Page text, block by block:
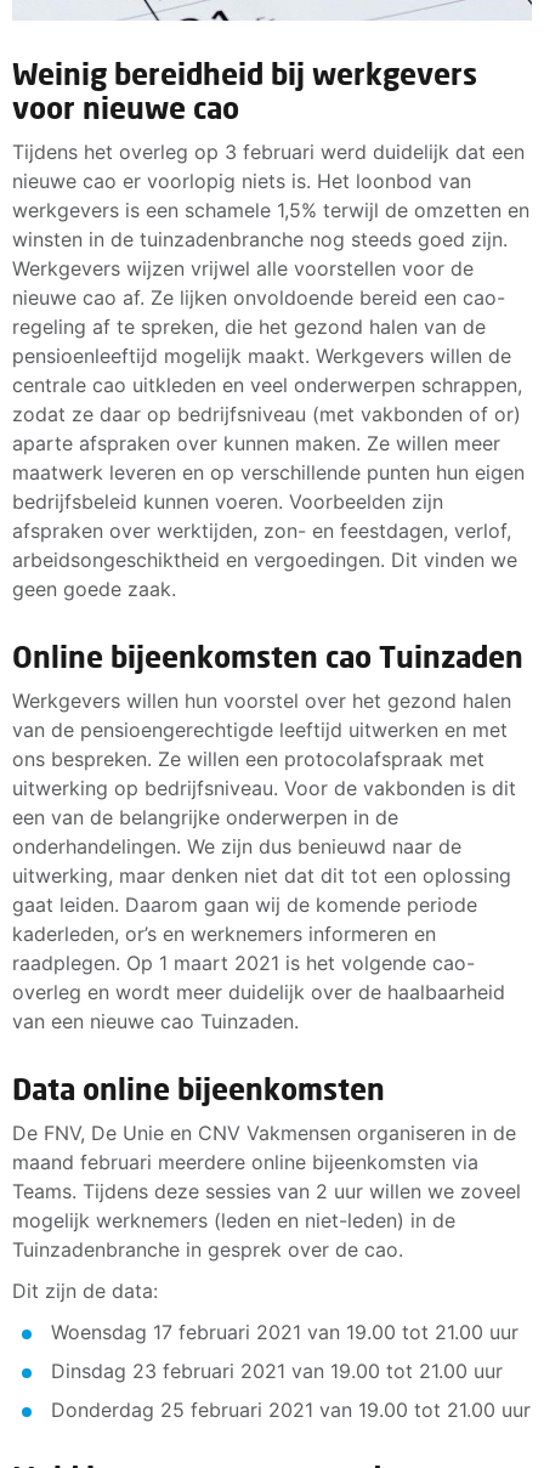
Weinig bereidheid bij werkgevers
voor nieuwe cao
Tijdens het overleg op 3 februari werd duidelijk dat een
nieuwe cao er voorlopig niets is. Het loonbod van
werkgevers is een schamele 1,5% terwijl de omzetten en
winsten in de tuinzadenbranche nog steeds goed zijn.
Werkgevers wijzen vrijwel alle voorstellen voor de
nieuwe cao af. Ze lijken onvoldoende bereid een cao-
regeling af te spreken, die het gezond halen van de
pensioenleeftijd mogelijk maakt. Werkgevers willen de
centrale cao uitkleden en veel onderwerpen schrappen,
zodat ze daar op bedrijfsniveau (met vakbonden of or)
aparte afspraken over kunnen maken. Ze willen meer
maatwerk leveren en op verschillende punten hun eigen
bedrijfsbeleid kunnen voeren. Voorbeelden zijn
afspraken over werktijden, zon- en feestdagen, verlof,
arbeidsongeschiktheid en vergoedingen. Dit vinden we
geen goede zaak.
Online bijeenkomsten cao Tuinzaden
Werkgevers willen hun voorstel over het gezond halen
van de pensioengerechtigde leeftijd uitwerken en met
ons bespreken. Ze willen een protocolafspraak met
uitwerking op bedrijfsniveau. Voor de vakbonden is dit
een van de belangrijke onderwerpen in de
onderhandelingen. We zijn dus benieuwd naar de
uitwerking, maar denken niet dat dit tot een oplossing
gaat leiden. Daarom gaan wij de komende periode
kaderleden, or’s en werknemers informeren en
raadplegen. Op 1 maart 2021 is het volgende cao-
overleg en wordt meer duidelijk over de haalbaarheid
van een nieuwe cao Tuinzaden.
Data online bijeenkomsten
De FNV, De Unie en CNV Vakmensen organiseren in de
maand februari meerdere online bijeenkomsten via
Teams. Tijdens deze sessies van 2 uur willen we zoveel
mogelijk werknemers (leden en niet-leden) in de
Tuinzadenbranche in gesprek over de cao.
Dit zijn de data:
Woensdag 17 februari 2021 van 19.00 tot 21.00 uur
Dinsdag 23 februari 2021 van 19.00 tot 21.00 uur
Donderdag 25 februari 2021 van 19.00 tot 21.00 uur